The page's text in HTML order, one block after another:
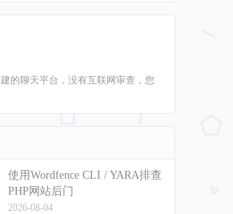
的聊天平台，没有互联网审查，您
使用Wordfence CLI / YARA排查
PHP网站后门
2026-08-04